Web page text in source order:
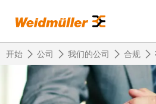
开始 公司 我们的公司 合规